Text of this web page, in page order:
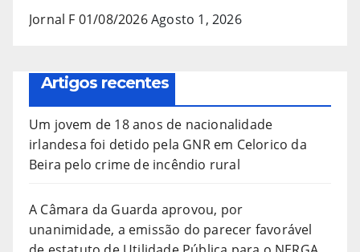
Jornal F 01/08/2026Agosto 1, 2026
Artigos recentes
Um jovem de 18 anos de nacionalidade
irlandesa foi detido pela GNR em Celorico da
Beira pelo crime de incêndio rural
A Câmara da Guarda aprovou, por
unanimidade, a emissão do parecer favorável